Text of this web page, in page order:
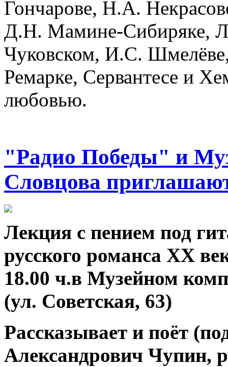
Гончарове, Н.А.
Д.Н. Мамине-Сибиряке,
Чуковском, И.С.
Ремарке, Сервантесе и
любовью.
"Радио Победы" и
Словцова
Лекция с пением под
русского романса ХХ
18.00 ч.в Музейном
(ул. Советская, 63)
Рассказывает и поёт
Александрович Чупин,